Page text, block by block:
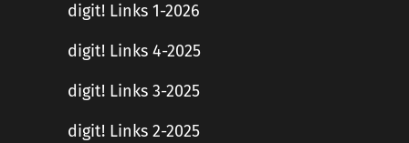
digit! Links 1-2026
digit! Links 4-2025
digit! Links 3-2025
digit! Links 2-2025